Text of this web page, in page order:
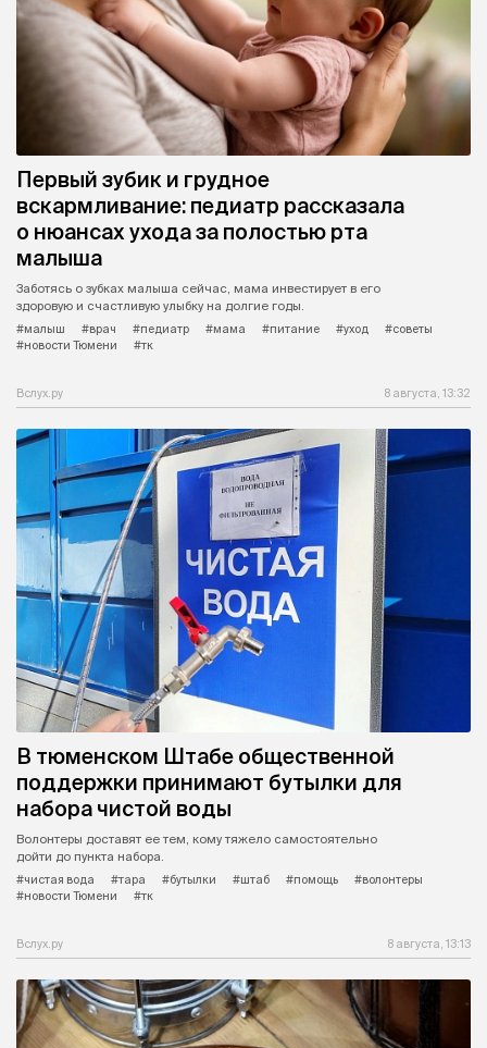
Первый зубик и грудное
вскармливание: педиатр рассказала
о нюансах ухода за полостью рта
малыша
Заботясь о зубках малыша сейчас, мама инвестирует в его
здоровую и счастливую улыбку на долгие годы.
#малыш
#врач #педиатр #мама #питание #уход
#советы
#новости Тюмени
#тк
Вслух.ру 8 августа, 13:32
В тюменском Штабе общественной
поддержки принимают бутылки для
набора чистой воды
Волонтеры доставят ее тем, кому тяжело самостоятельно
дойти до пункта набора.
#чистая вода
#тара #бутылки #штаб #помощь
#волонтеры
#новости Тюмени
#тк
Вслух.ру 8 августа, 13:13